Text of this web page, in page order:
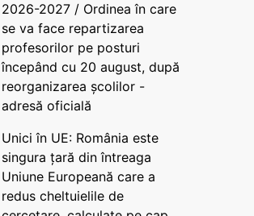
2026-2027 / Ordinea în care
se va face repartizarea
profesorilor pe posturi
începând cu 20 august, după
reorganizarea școlilor -
adresă oficială
Unici în UE: România este
singura țară din întreaga
Uniune Europeană care a
redus cheltuielile de